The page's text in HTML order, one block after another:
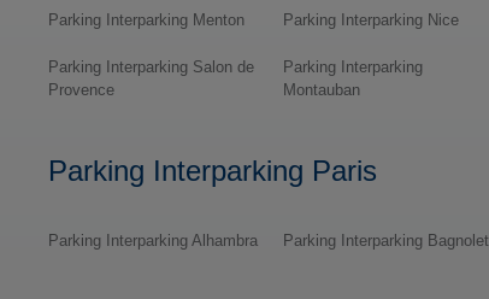
Parking Interparking Menton Parking Interparking Nice
Parking Interparking Salon de
Provence
Parking Interparking
Montauban
Parking Interparking Paris
Parking Interparking Alhambra Parking Interparking Bagnolet